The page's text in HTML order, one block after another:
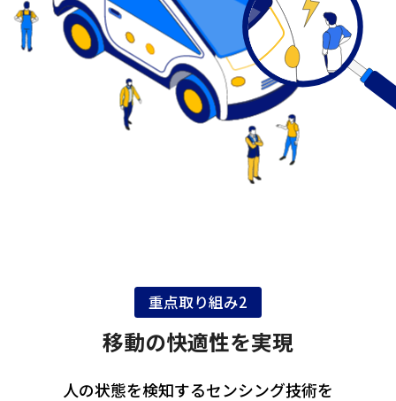
重点取り組み2
移動の快適性を実現
人の状態を検知するセンシング技術を